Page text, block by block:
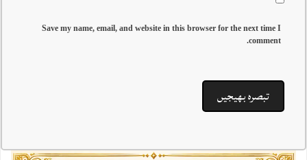
Save my name, email, and website in this browser for the next time I
comment.